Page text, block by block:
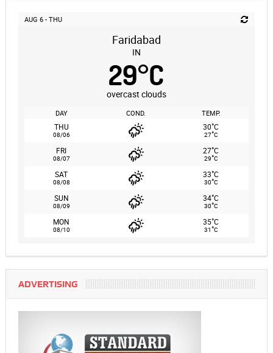
AUG 6 - THU
Faridabad
IN
29°C
overcast clouds
DAY COND. TEMP.
THU
08/06
30°C
27°C
FRI
08/07
27°C
29°C
SAT
08/08
33°C
30°C
SUN
08/09
34°C
30°C
MON
08/10
35°C
31°C
ADVERTISING